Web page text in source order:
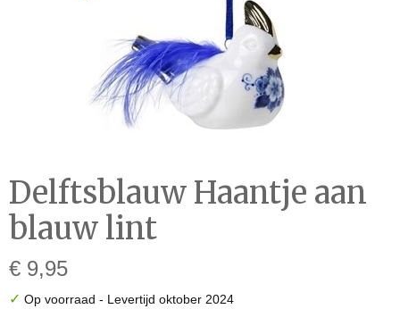
Delftsblauw Haantje aan
blauw lint
€ 9,95
✓ Op voorraad - Levertijd oktober 2024